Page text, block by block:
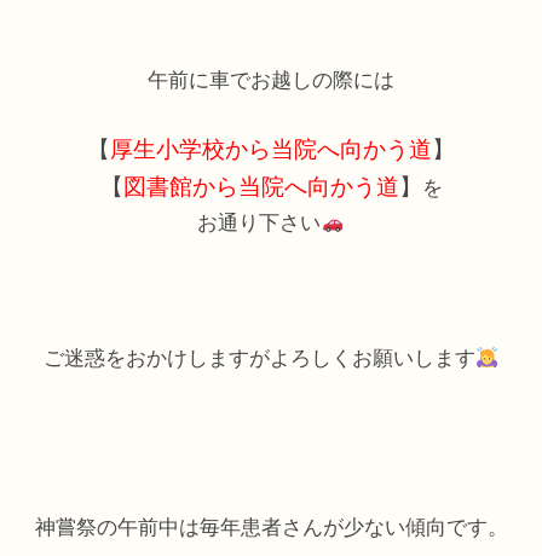
午前に車でお越しの際には
【 厚生小学校から当院へ向かう道】
【図書館から当院へ向かう道】
を
お通り下さい
ご迷惑をおかけしますがよろしくお願いします
神嘗祭の午前中は毎年患者さんが少ない傾向です。